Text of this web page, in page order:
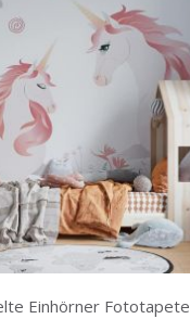
Einhörner Fototapete